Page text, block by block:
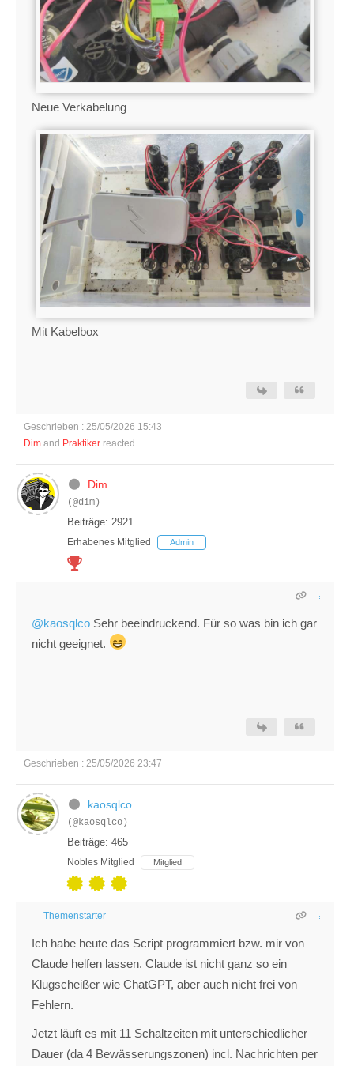
Neue Verkabelung
Mit Kabelbox
Geschrieben : 25/05/2026 15:43
Dim and Praktiker reacted
Dim
(@dim)
Beiträge: 2921
Erhabenes Mitglied Admin
@kaosqlco Sehr beeindruckend. Für so was bin ich gar
nicht geeignet.
Geschrieben : 25/05/2026 23:47
kaosqlco
(@kaosqlco)
Beiträge: 465
Nobles Mitglied Mitglied
Themenstarter
Ich habe heute das Script programmiert bzw. mir von
Claude helfen lassen. Claude ist nicht ganz so ein
Klugscheißer wie ChatGPT, aber auch nicht frei von
Fehlern.
Jetzt läuft es mit 11 Schaltzeiten mit unterschiedlicher
Dauer (da 4 Bewässerungszonen) incl. Nachrichten per